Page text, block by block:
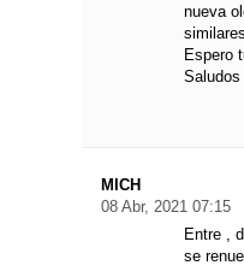
nueva
Espero
Saludos
MICH
08 Abr, 2021 07:15
Entre ,
se